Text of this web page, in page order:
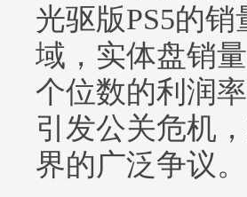
光驱版PS5的
域，实体盘销
个位数的利润
引发公关危机
界的广泛争议。